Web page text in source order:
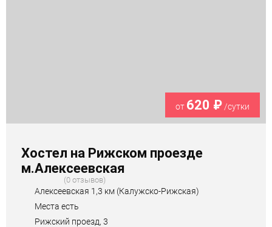
от 620 ₽/сутки
Хостел на Рижском проезде
м.Алексеевская
0 отзывов
Алексеевская 1,3 км (Калужско-Рижская)
Места есть
Рижский проезд, 3